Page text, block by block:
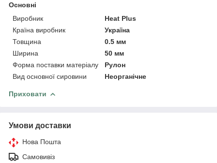
Основні
Виробник
Heat Plus
Країна виробник
Україна
Товщина
0.5 мм
Ширина
50 мм
Форма поставки матеріалу
Рулон
Вид основної сировини
Неорганічне
Приховати
Умови доставки
Нова Пошта
Самовивіз